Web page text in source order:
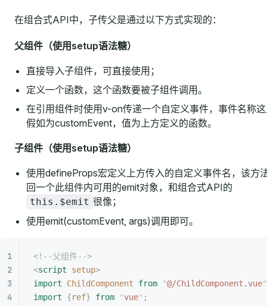
在组合式API中，子传父是通过以下方式实现的：
父组件（使用setup语法糖）
直接导入子组件，可直接使用；
定义一个函数，这个函数要被子组件调用。
在引用组件时使用v-on传递一个自定义事件，事件名称
假如为customEvent，值为上方定义的函数。
子组件（使用setup语法糖）
使用defineProps宏定义上方传入的自定义事件名，该方
回一个此组件内可用的emit对象，和组合式API的
this.$emit 很像；
使用emit(customEvent, args)调用即可。
<!--父组件-->
<script setup>
import ChildComponent from "@/ChildComponent.vue"
import {ref} from "vue" ;